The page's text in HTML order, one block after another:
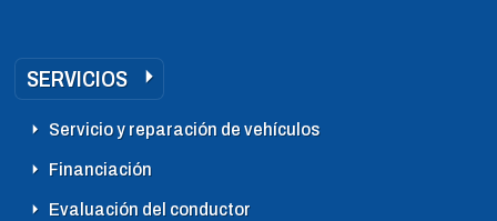
SERVICIOS
Servicio y reparación de vehículos
Financiación
Evaluación del conductor